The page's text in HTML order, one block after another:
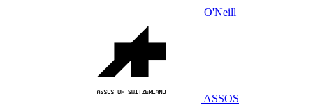
O'Neill
ASSOS